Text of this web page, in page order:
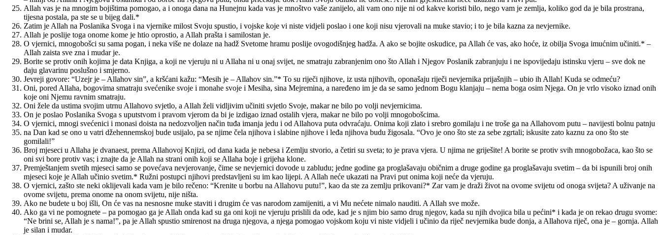
Allah vas je na mnogim bojištima pomogao, a i onoga dana na Hunejnu kada vas je mnoštvo vaše zanijelo, ali vam ono nije ni od kakve koristi bilo, nego vam je zemlja, koliko god da je bila prostrana,
tijesna postala, pa ste se u bijeg dali.*
Zatim je Allah na Poslanika Svoga i na vjernike milost Svoju spustio, i vojske koje vi niste vidjeli poslao i one koji nisu vjerovali na muke stavio; i to je bila kazna za nevjernike.
Allah je poslije toga onome kome je htio oprostio, a Allah prašta i samilostan je.
O vjernici, mnogobošci su sama pogan, i neka više ne dolaze na hadž Svetome hramu poslije ovogodišnjeg hadža. A ako se bojite oskudice, pa Allah će vas, ako hoće, iz obilja Svoga imućnim učiniti.* –
Allah zaista sve zna i mudar je.
Borite se protiv onih kojima je data Knjiga, a koji ne vjeruju ni u Allaha ni u onaj svijet, ne smatraju zabranjenim ono što Allah i Njegov Poslanik zabranjuju i ne ispovijedaju istinsku vjeru – sve dok ne
daju glavarinu poslušno i smjerno.
Jevreji govore: “Uzejr je – Allahov sin”, a kršćani kažu: “Mesih je – Allahov sin.”* To su riječi njihove, iz usta njihovih, oponašaju riječi nevjernika prijašnjih – ubio ih Allah! Kuda se odmeću?
Oni, pored Allaha, bogovima smatraju svećenike svoje i monahe svoje i Mesiha, sina Mejremina, a naređeno im je da se samo jednom Bogu klanjaju – nema boga osim Njega. On je vrlo visoko iznad onih
koje oni Njemu ravnim smatraju.
Oni žele da ustima svojim utrnu Allahovo svjetlo, a Allah želi vidljivim učiniti svjetlo Svoje, makar ne bilo po volji nevjernicima.
On je poslao Poslanika Svoga s uputstvom i pravom vjerom da bi je izdigao iznad ostalih vjera, makar ne bilo po volji mnogobošcima.
O vjernici, mnogi svećenici i monasi doista na nedozvoljen način tuđa imanja jedu i od Allahova puta odvraćaju. Onima koji zlato i srebro gomilaju i ne troše ga na Allahovom putu – navijesti bolnu patnju
na Dan kad se ono u vatri džehennemskoj bude usijalo, pa se njime čela njihova i slabine njihove i leđa njihova budu žigosala. “Ovo je ono što ste za sebe zgrtali; iskusite zato kaznu za ono što ste
gomilali!”
Broj mjeseci u Allaha je dvanaest, prema Allahovoj Knjizi, od dana kada je nebesa i Zemlju stvorio, a četiri su sveta; to je prava vjera. U njima ne griješite! A borite se protiv svih mnogobožaca, kao što se
oni svi bore protiv vas; i znajte da je Allah na strani onih koji se Allaha boje i grijeha klone.
Premještanjem svetih mjeseci samo se povećava nevjerovanje, čime se nevjernici dovode u zabludu; jedne godine ga proglašavaju običnim a druge godine ga proglašavaju svetim – da bi ispunili broj onih
mjeseci koje je Allah učinio svetim.* Ružni postupci njihovi predstavljeni su im kao lijepi. A Allah neće ukazati na Pravi put onima koji neće da vjeruju.
O vjernici, zašto ste neki oklijevali kada vam je bilo rečeno: “Krenite u borbu na Allahovu putu!”, kao da ste za zemlju prikovani?* Zar vam je draži život na ovome svijetu od onoga svijeta? A uživanje na
ovome svijetu, prema onome na onom svijetu, nije ništa.
Ako ne budete u boj išli, On će vas na nesnosne muke staviti i drugim će vas narodom zamijeniti, a vi Mu nećete nimalo nauditi. A Allah sve može.
Ako ga vi ne pomognete – pa pomogao ga je Allah onda kad su ga oni koji ne vjeruju prislili da ode, kad je s njim bio samo drug njegov, kada su njih dvojica bila u pećini* i kada je on rekao drugu svome:
“Ne brini se, Allah je s nama!”, pa je Allah spustio smirenost na druga njegova, a njega pomogao vojskom koju vi niste vidjeli i učinio da riječ nevjernika bude donja, a Allahova riječ, ona je – gornja. Allah
je silan i mudar.